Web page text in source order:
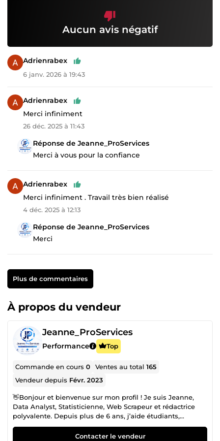
Aucun avis négatif
Adrienrabex
6 janv. 2026 à 19:43
Adrienrabex
Merci infiniment
26 déc. 2025 à 11:43
Réponse de Jeanne_ProServices
Merci à vous pour la confiance
Adrienrabex
Merci infiniment . Travail très bien réalisé
4 déc. 2025 à 12:13
Réponse de Jeanne_ProServices
Merci
Plus de commentaires
À propos du vendeur
Jeanne_ProServices
Performance Top
Commande en cours0 Ventes au total165
Vendeur depuis Févr. 2023
👋Bonjour et bienvenue sur mon profil ! Je suis Jeanne,
Data Analyst, Statisticienne, Web Scrapeur et rédactrice
polyvalente. Depuis plus de 6 ans, j’aide étudiants,
entrepreneurs et entreprises à donner du sens à leurs
données, à automatiser leurs processus et à valoriser leurs
Contacter le vendeur